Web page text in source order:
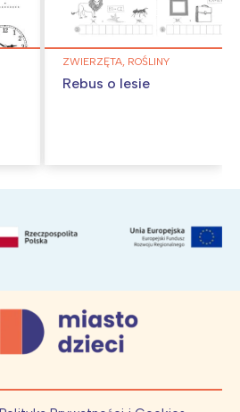
ZWIERZĘTA, ROŚLINY
Rebus o lesie